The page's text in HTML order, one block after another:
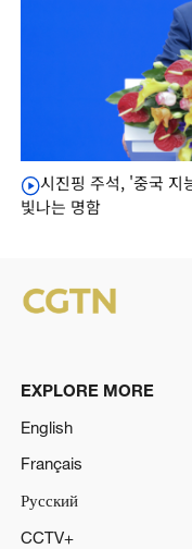
시진핑 주석, '중국 지
빛나는 명함
EXPLORE MORE
English
Français
Русский
CCTV+